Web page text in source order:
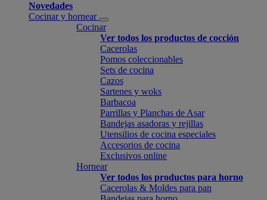
Novedades
Cocinar y hornear
Cocinar
Ver todos los productos de cocción
Cacerolas
Pomos coleccionables
Sets de cocina
Cazos
Sartenes y woks
Barbacoa
Parrillas y Planchas de Asar
Bandejas asadoras y rejillas
Utensilios de cocina especiales
Accesorios de cocina
Exclusivos online
Hornear
Ver todos los productos para horno
Cacerolas & Moldes para pan